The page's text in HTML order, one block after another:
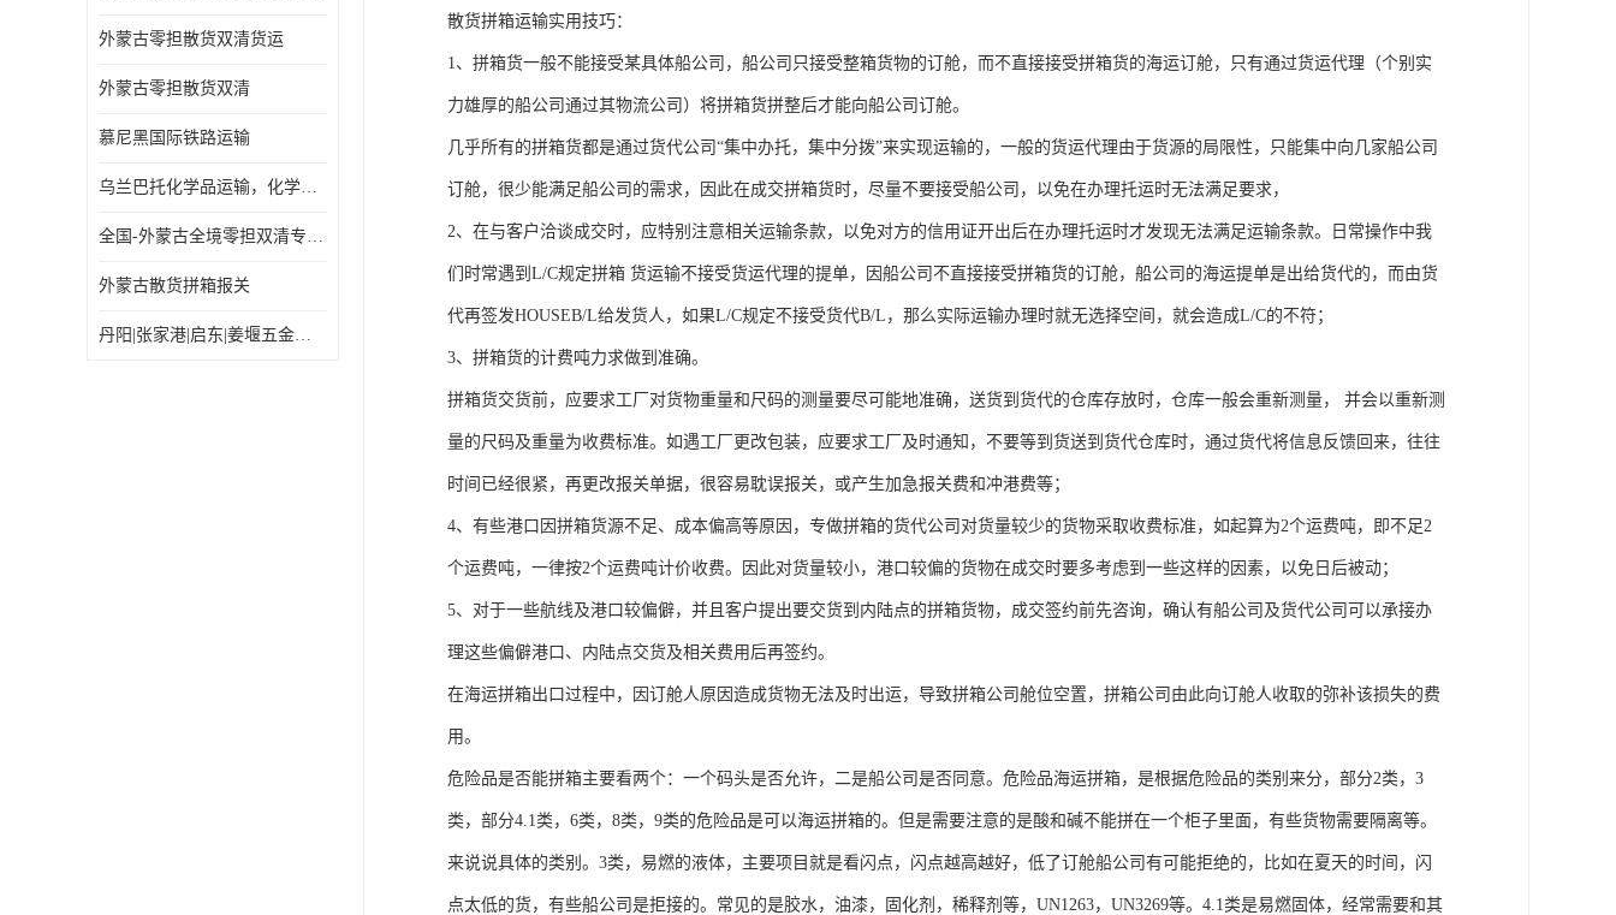
外蒙古零担散货双清货运
外蒙古零担散货双清
慕尼黑国际铁路运输
乌兰巴托化学品运输，化学品怎么运到乌兰巴托
全国-外蒙古全境零担双清专线/外蒙古DDP双清
外蒙古散货拼箱报关
丹阳|张家港|启东|姜堰五金机电工具出口乌兰巴托怎么运输较划算
散货拼箱运输实用技巧：
1、拼箱货一般不能接受某具体船公司，船公司只接受整箱货物的订舱，而不直接接受拼箱货的海运订舱，只有通过货运代理（个别实
力雄厚的船公司通过其物流公司）将拼箱货拼整后才能向船公司订舱。
几乎所有的拼箱货都是通过货代公司“集中办托，集中分拨”来实现运输的，一般的货运代理由于货源的局限性，只能集中向几家船公司
订舱，很少能满足船公司的需求，因此在成交拼箱货时，尽量不要接受船公司，以免在办理托运时无法满足要求，
2、在与客户洽谈成交时，应特别注意相关运输条款，以免对方的信用证开出后在办理托运时才发现无法满足运输条款。日常操作中我
们时常遇到L/C规定拼箱 货运输不接受货运代理的提单，因船公司不直接接受拼箱货的订舱，船公司的海运提单是出给货代的，而由货
代再签发HOUSEB/L给发货人，如果L/C规定不接受货代B/L，那么实际运输办理时就无选择空间，就会造成L/C的不符；
3、拼箱货的计费吨力求做到准确。
拼箱货交货前，应要求工厂对货物重量和尺码的测量要尽可能地准确，送货到货代的仓库存放时，仓库一般会重新测量， 并会以重新测
量的尺码及重量为收费标准。如遇工厂更改包装，应要求工厂及时通知，不要等到货送到货代仓库时，通过货代将信息反馈回来，往往
时间已经很紧，再更改报关单据，很容易耽误报关，或产生加急报关费和冲港费等；
4、有些港口因拼箱货源不足、成本偏高等原因，专做拼箱的货代公司对货量较少的货物采取收费标准，如起算为2个运费吨，即不足2
个运费吨，一律按2个运费吨计价收费。因此对货量较小，港口较偏的货物在成交时要多考虑到一些这样的因素，以免日后被动；
5、对于一些航线及港口较偏僻，并且客户提出要交货到内陆点的拼箱货物，成交签约前先咨询，确认有船公司及货代公司可以承接办
理这些偏僻港口、内陆点交货及相关费用后再签约。
在海运拼箱出口过程中，因订舱人原因造成货物无法及时出运，导致拼箱公司舱位空置，拼箱公司由此向订舱人收取的弥补该损失的费
用。
危险品是否能拼箱主要看两个：一个码头是否允许，二是船公司是否同意。危险品海运拼箱，是根据危险品的类别来分，部分2类，3
类，部分4.1类，6类，8类，9类的危险品是可以海运拼箱的。但是需要注意的是酸和碱不能拼在一个柜子里面，有些货物需要隔离等。
来说说具体的类别。3类，易燃的液体，主要项目就是看闪点，闪点越高越好，低了订舱船公司有可能拒绝的，比如在夏天的时间，闪
点太低的货，有些船公司是拒接的。常见的是胶水，油漆，固化剂，稀释剂等，UN1263，UN3269等。4.1类是易燃固体，经常需要和其